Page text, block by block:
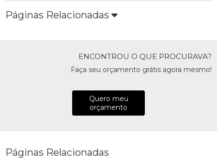
Páginas Relacionadas
ENCONTROU O QUE PROCURAVA?
Faça seu orçamento grátis agora mesmo!
Quero meu
orçamento
Páginas Relacionadas